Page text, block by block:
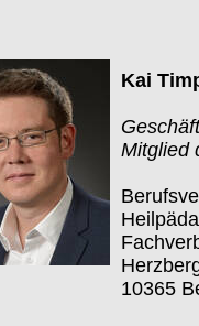
Kai
Mitglied
10365